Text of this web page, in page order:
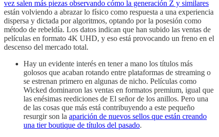
vez salen más piezas observando cómo la generación Z y similares
están volviendo a abrazar lo físico como respuesta a una experiencia
dispersa y dictada por algoritmos, optando por la posesión como
método de rebeldía. Los datos indican que han subido las ventas de
películas en formato 4K UHD, y eso está provocando un freno en el
descenso del mercado total.
Hay un evidente interés en tener a mano los títulos más
golosos que acaban rotando entre plataformas de streaming o
se estrenan primero en algunas de nicho. Películas como
Wicked dominaron las ventas en formatos premium, igual que
las enésimas reediciones de El señor de los anillos. Pero una
de las cosas que más está contribuyendo a este pequeño
resurgir son la aparición de nuevos sellos que están creando
una tier boutique de títulos del pasado.